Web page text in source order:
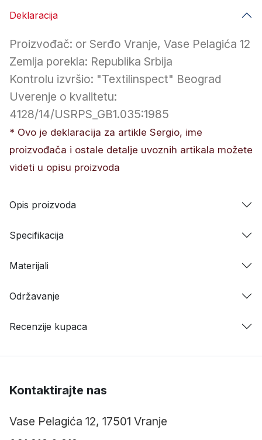
Deklaracija
Proizvođač: or Serđo Vranje, Vase Pelagića 12
Zemlja porekla: Republika Srbija
Kontrolu izvršio: "Textilinspect" Beograd
Uverenje o kvalitetu:
4128/14/USRPS_GB1.035:1985
* Ovo je deklaracija za artikle Sergio, ime
proizvođača i ostale detalje uvoznih artikala možete
videti u opisu proizvoda
Opis proizvoda
Specifikacija
Materijali
Održavanje
Recenzije kupaca
Kontaktirajte nas
Vase Pelagića 12, 17501 Vranje